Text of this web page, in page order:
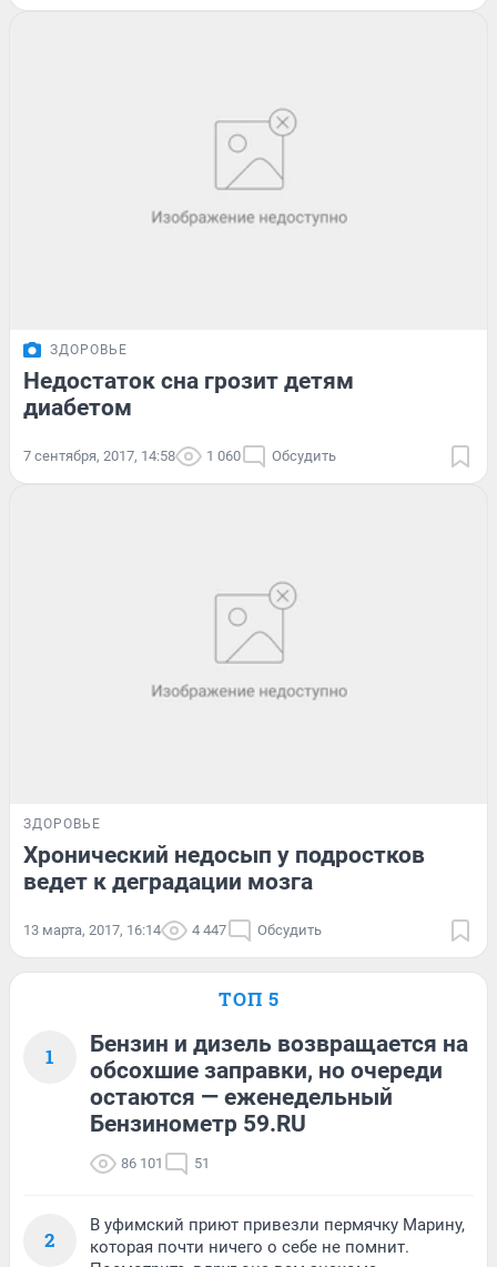
ЗДОРОВЬЕ
Недостаток сна грозит детям
диабетом
7 сентября, 2017, 14:58 1 060 Обсудить
ЗДОРОВЬЕ
Хронический недосып у подростков
ведет к деградации мозга
13 марта, 2017, 16:14 4 447 Обсудить
ТОП 5
1
Бензин и дизель возвращается на
обсохшие заправки, но очереди
остаются — еженедельный
Бензинометр 59.RU
86 101 51
2
В уфимский приют привезли пермячку Марину,
которая почти ничего о себе не помнит.